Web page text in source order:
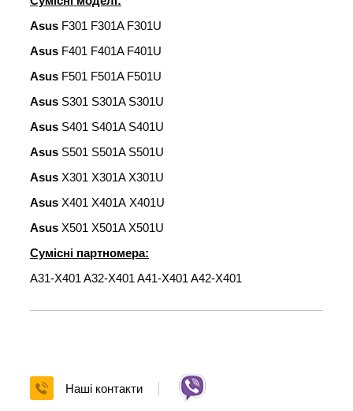
Asus F301 F301A F301U
Asus F401 F401A F401U
Asus F501 F501A F501U
Asus S301 S301A S301U
Asus S401 S401A S401U
Asus S501 S501A S501U
Asus X301 X301A X301U
Asus X401 X401A X401U
Asus X501 X501A X501U
Сумісні партномера:
A31-X401 A32-X401 A41-X401 A42-X401
Наші контакти